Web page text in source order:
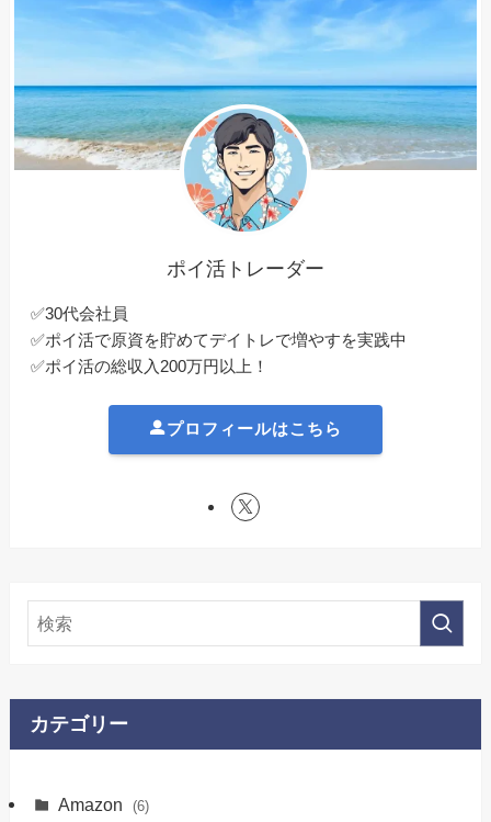
ポイ活トレーダー
✅30代会社員
✅ポイ活で原資を貯めてデイトレで増やすを実践中
✅ポイ活の総収入200万円以上！
プロフィールはこちら
カテゴリー
Amazon (6)